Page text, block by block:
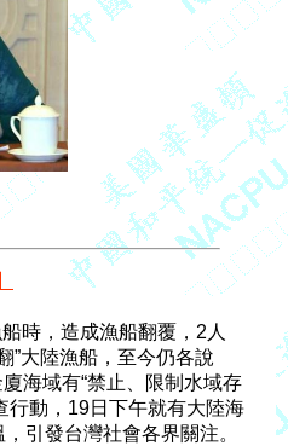
時，造成漁船翻覆，2人
”大陸漁船，至今仍各說
海域有“禁止、限制水域存
行動，19日下午就有大陸海
引發台灣社會各界關注。